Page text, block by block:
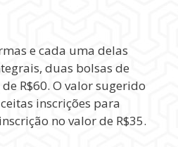
e cada uma delas
duas bolsas de
R$60. O valor sugerido
inscrições para
no valor de R$35.